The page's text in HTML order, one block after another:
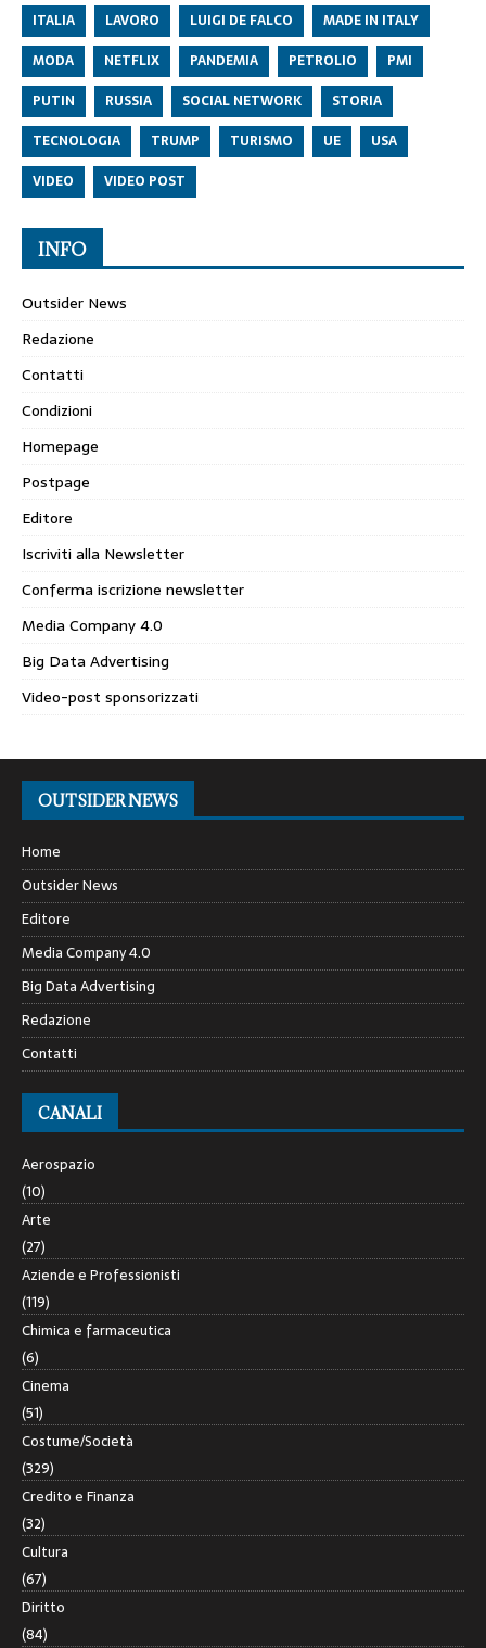
ITALIA LAVORO LUIGI DE FALCO
MADE IN ITALY
MODA
NETFLIX PANDEMIA PETROLIO
PMI
PUTIN
RUSSIA SOCIAL NETWORK
STORIA
TECNOLOGIA
TRUMP TURISMO UE
USA
VIDEO
VIDEO POST
INFO
Outsider News
Redazione
Contatti
Condizioni
Homepage
Postpage
Editore
Iscriviti alla Newsletter
Conferma iscrizione newsletter
Media Company 4.0
Big Data Advertising
Video-post sponsorizzati
OUTSIDER NEWS
Home
Outsider News
Editore
Media Company 4.0
Big Data Advertising
Redazione
Contatti
CANALI
Aerospazio
(10)
Arte
(27)
Aziende e Professionisti
(119)
Chimica e farmaceutica
(6)
Cinema
(51)
Costume/Società
(329)
Credito e Finanza
(32)
Cultura
(67)
Diritto
(84)